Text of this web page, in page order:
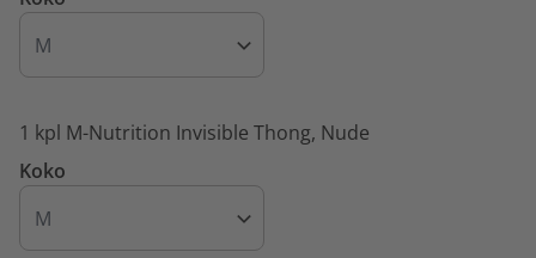
1 kpl M-Nutrition Invisible Thong, Nude
Koko